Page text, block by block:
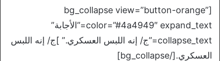
[bg_collapse view=”button-orange”
color=”#4a4949″ expand_text=”الأجابة”
collapse_text=”ج/ إنه اللبس العسكري.” ]ج/ إنه اللبس
العسكري.[/bg_collapse]